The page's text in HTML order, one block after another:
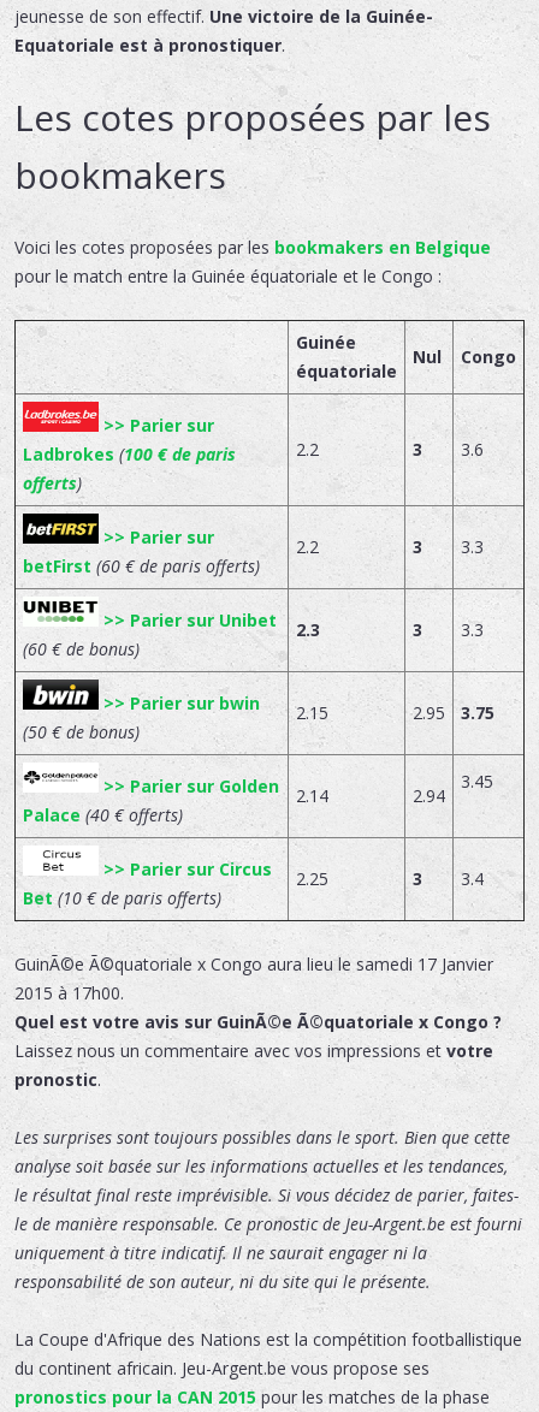
jeunesse de son effectif. Une victoire de la Guinée-
Equatoriale est à pronostiquer.
Les cotes proposées par les
bookmakers
Voici les cotes proposées par les bookmakers en Belgique
pour le match entre la Guinée équatoriale et le Congo :
Guinée
équatoriale
Nul Congo
>> Parier sur
Ladbrokes (100 € de paris
offerts)
2.2 3 3.6
>> Parier sur
betFirst (60 € de paris offerts)
2.2 3 3.3
>> Parier sur Unibet
(60 € de bonus)
2.3 3 3.3
>> Parier sur bwin
(50 € de bonus)
2.15 2.95 3.75
>> Parier sur Golden
Palace (40 € offerts)
2.14 2.94
3.45
>> Parier sur Circus
Bet (10 € de paris offerts)
2.25 3 3.4
GuinÃ©e Ã©quatoriale x Congo aura lieu le samedi 17 Janvier
2015 à 17h00.
Quel est votre avis sur GuinÃ©e Ã©quatoriale x Congo ?
Laissez nous un commentaire avec vos impressions et votre
pronostic.
Les surprises sont toujours possibles dans le sport. Bien que cette
analyse soit basée sur les informations actuelles et les tendances,
le résultat final reste imprévisible. Si vous décidez de parier, faites-
le de manière responsable. Ce pronostic de Jeu-Argent.be est fourni
uniquement à titre indicatif. Il ne saurait engager ni la
responsabilité de son auteur, ni du site qui le présente.
La Coupe d'Afrique des Nations est la compétition footballistique
du continent africain. Jeu-Argent.be vous propose ses
pronostics pour la CAN 2015 pour les matches de la phase